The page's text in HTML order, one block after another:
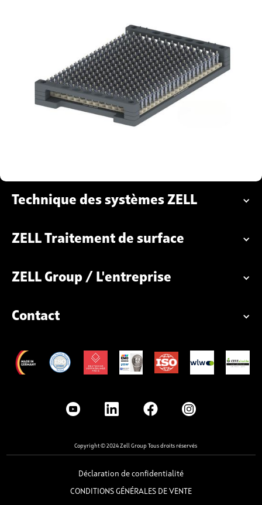
Technique des systèmes ZELL
ZELL Traitement de surface
ZELL Group / L'entreprise
Contact
Copyright © 2024 Zell Group Tous droits réservés
Déclaration de confidentialité
CONDITIONS GÉNÉRALES DE VENTE